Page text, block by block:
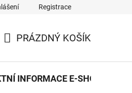
OBCHODNÍ PODMÍNKY
Registrace
KOŠÍK
PRÁZDNÝ KOŠÍK
INFORMACE E-SHOPU